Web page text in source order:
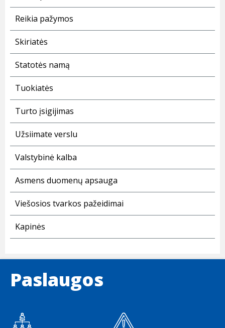
Reikia pažymos
Skiriatės
Statotės namą
Tuokiatės
Turto įsigijimas
Užsiimate verslu
Valstybinė kalba
Asmens duomenų apsauga
Viešosios tvarkos pažeidimai
Kapinės
Paslaugos